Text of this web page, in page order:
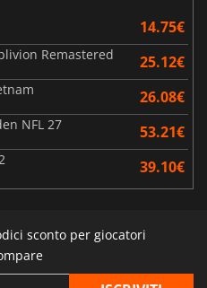
14.75€
Remastered 25.12€
26.08€
NFL 27 53.21€
39.10€
sconto per giocatori